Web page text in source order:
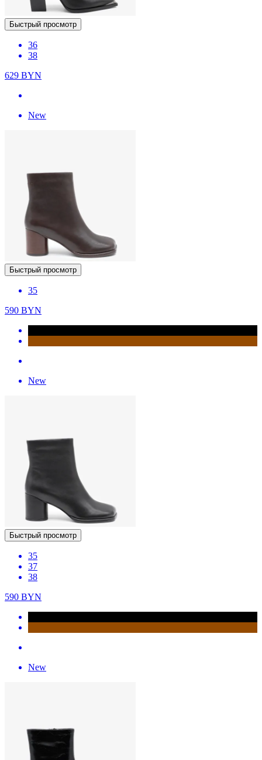
Быстрый просмотр
36
38
629 BYN
New
Быстрый просмотр
35
590 BYN
New
Быстрый просмотр
35
37
38
590 BYN
New